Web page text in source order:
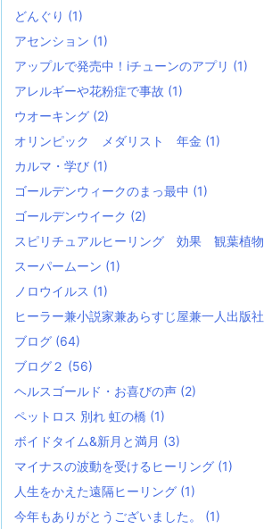
どんぐり (1)
アセンション (1)
アップルで発売中！iチューンのアプリ (1)
アレルギーや花粉症で事故 (1)
ウオーキング (2)
オリンピック メダリスト 年金 (1)
カルマ・学び (1)
ゴールデンウィークのまっ最中 (1)
ゴールデンウイーク (2)
スピリチュアルヒーリング 効果 観葉植物
スーパームーン (1)
ノロウイルス (1)
ヒーラー兼小説家兼あらすじ屋兼一人出版社
ブログ (64)
ブログ２ (56)
ヘルスゴールド・お喜びの声 (2)
ペットロス 別れ 虹の橋 (1)
ボイドタイム&新月と満月 (3)
マイナスの波動を受けるヒーリング (1)
人生をかえた遠隔ヒーリング (1)
今年もありがとうございました。 (1)